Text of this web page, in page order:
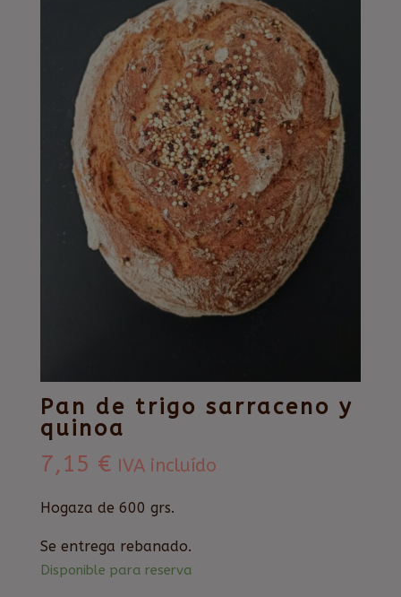
Pan de trigo sarraceno y
quinoa
7,15 € IVA incluído
Hogaza de 600 grs.
Se entrega rebanado.
Disponible para reserva